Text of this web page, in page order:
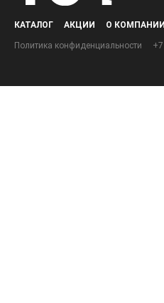
КАТАЛОГ АКЦИИ О КОМПАНИИ
Политика конфиденциальности